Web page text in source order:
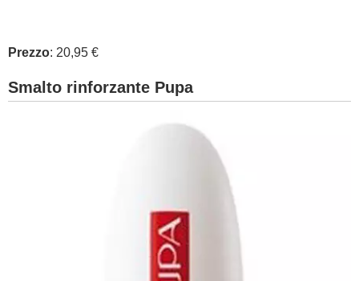
Prezzo: 20,95 €
Smalto rinforzante Pupa